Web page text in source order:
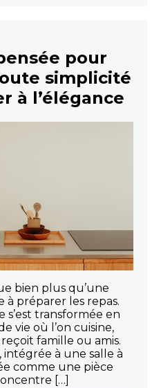
pour
simplicité
à l’élégance
bien plus qu’une
à préparer les repas.
s’est transformée en
vie où l’on cuisine,
famille ou amis.
à une salle à
comme une pièce
[…]